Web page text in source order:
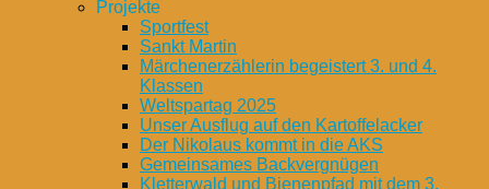
Projekte
Sportfest
Sankt Martin
Märchenerzählerin begeistert 3. und 4.
Klassen
Weltspartag 2025
Unser Ausflug auf den Kartoffelacker
Der Nikolaus kommt in die AKS
Gemeinsames Backvergnügen
Kletterwald und Bienenpfad mit dem 3.